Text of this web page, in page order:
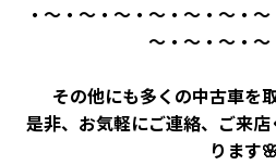
・～・～・～・～・～・～・
～・～・～・
その他にも多くの中古車を
是非、お気軽にご連絡、ご来
ります